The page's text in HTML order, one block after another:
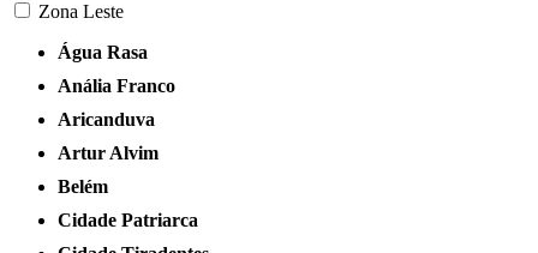
Zona Leste
Água Rasa
Anália Franco
Aricanduva
Artur Alvim
Belém
Cidade Patriarca